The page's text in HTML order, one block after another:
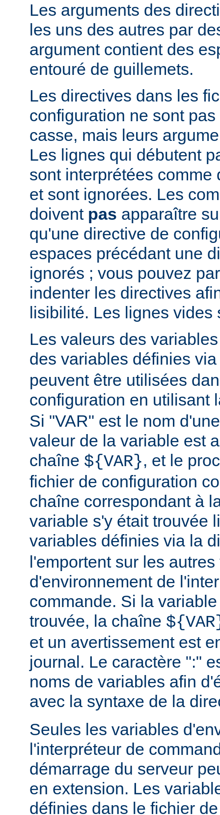
Les arguments des
les uns des autres par
argument contient des
entouré de guillemets.
Les directives dans les
configuration ne sont
casse, mais leurs
Les lignes qui débutent
sont interprétées comme
et sont ignorées. Les
doivent pas apparaître
qu'une directive de
espaces précédant une
ignorés ; vous pouvez
indenter les directives
lisibilité. Les lignes vides
Les valeurs des
des variables définies
peuvent être utilisées
configuration en utilisant
Si "VAR" est le nom
valeur de la variable est
chaîne ${VAR}, et le
fichier de configuration
chaîne correspondant à
variable s'y était trouvée
variables définies via la
l'emportent sur les
d'environnement de
commande. Si la
trouvée, la chaîne
et un avertissement est
journal. Le caractère ":"
noms de variables afin
avec la syntaxe de la
Seules les variables
l'interpréteur de
démarrage du serveur
en extension. Les
définies dans le fichier